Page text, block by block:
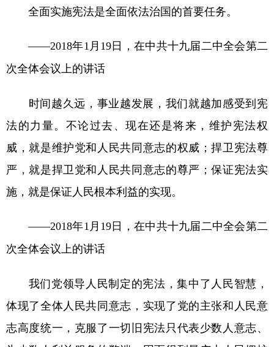
全面实施宪法是全面依法治国的首要任务。
——2018年1月19日，在中共十九届二中全会第二
次全体会议上的讲话
时间越久远，事业越发展，我们就越加感受到宪
法的力量。不论过去、现在还是将来，维护宪法权
威，就是维护党和人民共同意志的权威；捍卫宪法尊
严，就是捍卫党和人民共同意志的尊严；保证宪法实
施，就是保证人民根本利益的实现。
——2018年1月19日，在中共十九届二中全会第二
次全体会议上的讲话
我们党领导人民制定的宪法，集中了人民智慧，
体现了全体人民共同意志，实现了党的主张和人民意
志高度统一，克服了一切旧宪法只代表少数人意志、